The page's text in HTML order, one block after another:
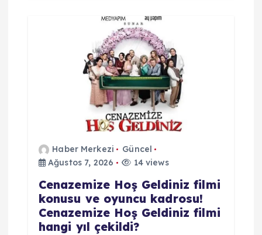
Haber Merkezi
Güncel
Ağustos 7, 2026
14 views
Cenazemize Hoş Geldiniz filmi
konusu ve oyuncu kadrosu!
Cenazemize Hoş Geldiniz filmi
hangi yıl çekildi?